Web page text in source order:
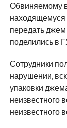
Обвиняемому
передать
поделились в
Сотрудники
нарушении,
упаковки
неизвестного
неизвестного